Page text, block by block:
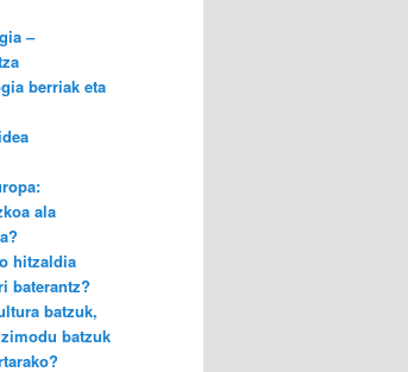
–
berriak eta
ala
hitzaldia
baterantz?
batzuk,
batzuk